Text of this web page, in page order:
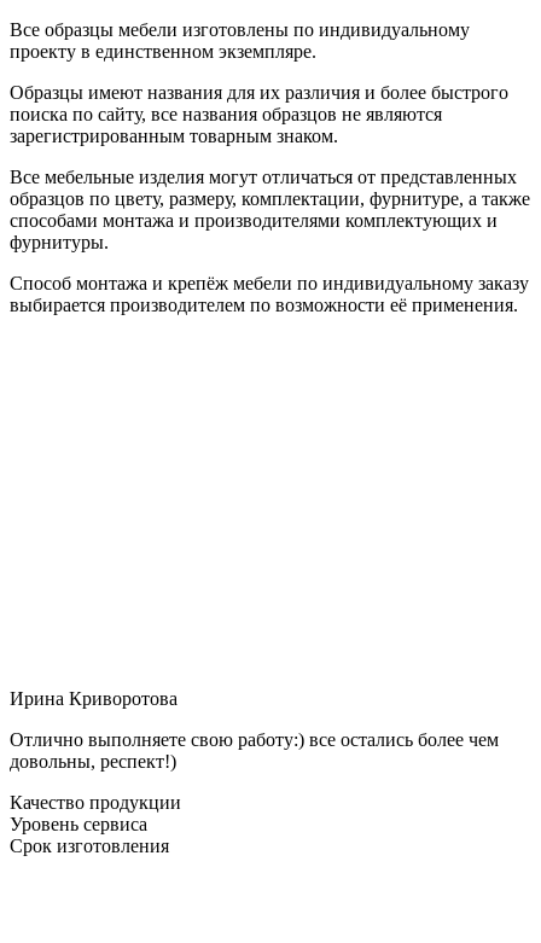
Все образцы мебели изготовлены по индивидуальному
проекту в единственном экземпляре.
Образцы имеют названия для их различия и более быстрого
поиска по сайту, все названия образцов не являются
зарегистрированным товарным знаком.
Все мебельные изделия могут отличаться от представленных
образцов по цвету, размеру, комплектации, фурнитуре, а также
способами монтажа и производителями комплектующих и
фурнитуры.
Способ монтажа и крепёж мебели по индивидуальному заказу
выбирается производителем по возможности её применения.
Ирина Криворотова
Отлично выполняете свою работу:) все остались более чем
довольны, респект!)
Качество продукции
Уровень сервиса
Срок изготовления